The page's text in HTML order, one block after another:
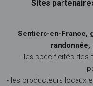
Sites
Sentiers-en-France,
randonnée,
- les spécificités des
- les producteurs locaux